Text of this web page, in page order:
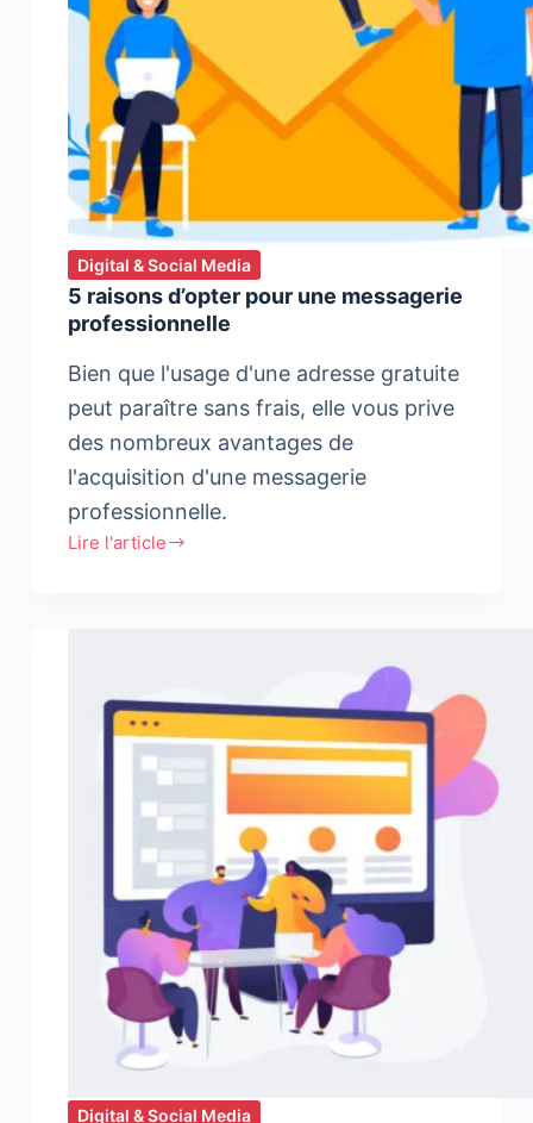
Digital & Social Media
5 raisons d’opter pour une messagerie
professionnelle
Bien que l'usage d'une adresse gratuite
peut paraître sans frais, elle vous prive
des nombreux avantages de
l'acquisition d'une messagerie
professionnelle.
Lire l'article
5
messagerie
professionnelle
Digital & Social Media